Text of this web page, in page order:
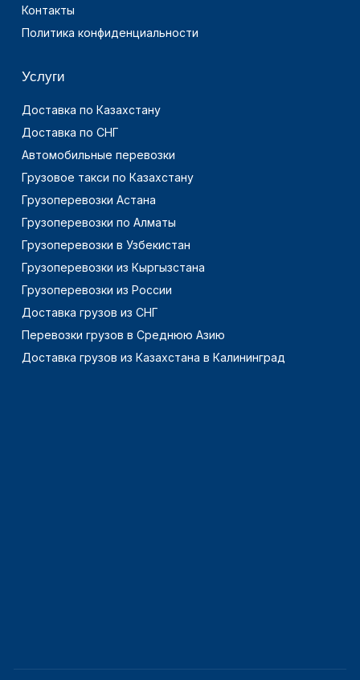
Контакты
Политика конфиденциальности
Услуги
Доставка по Казахстану
Доставка по СНГ
Автомобильные перевозки
Грузовое такси по Казахстану
Грузоперевозки Астана
Грузоперевозки по Алматы
Грузоперевозки в Узбекистан
Грузоперевозки из Кыргызстана
Грузоперевозки из России
Доставка грузов из СНГ
Перевозки грузов в Среднюю Азию
Доставка грузов из Казахстана в Калининград